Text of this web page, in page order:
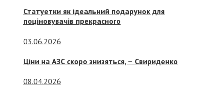
Статуетки як ідеальний подарунок для
поціновувачів прекрасного
03.06.2026
Ціни на АЗС скоро знизяться, – Свириденко
08.04.2026